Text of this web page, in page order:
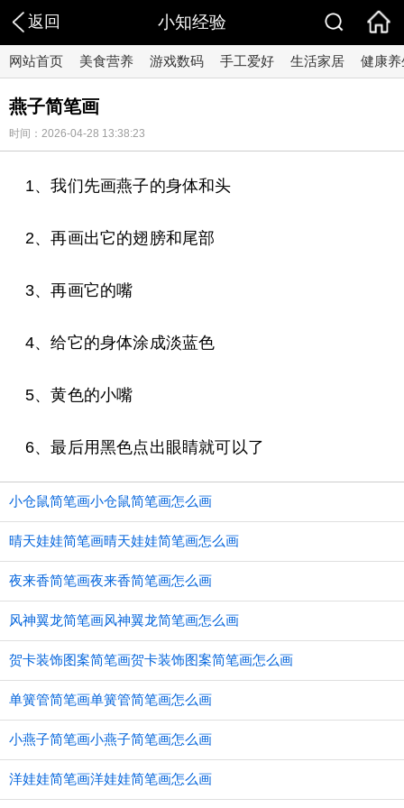
返回 小知经验
网站首页 美食营养 游戏数码 手工爱好 生活家居 健康养
燕子简笔画
时间：2026-04-28 13:38:23
1、我们先画燕子的身体和头
2、再画出它的翅膀和尾部
3、再画它的嘴
4、给它的身体涂成淡蓝色
5、黄色的小嘴
6、最后用黑色点出眼睛就可以了
小仓鼠简笔画小仓鼠简笔画怎么画
晴天娃娃简笔画晴天娃娃简笔画怎么画
夜来香简笔画夜来香简笔画怎么画
风神翼龙简笔画风神翼龙简笔画怎么画
贺卡装饰图案简笔画贺卡装饰图案简笔画怎么画
单簧管简笔画单簧管简笔画怎么画
小燕子简笔画小燕子简笔画怎么画
洋娃娃简笔画洋娃娃简笔画怎么画